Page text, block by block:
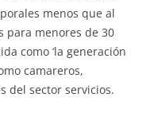
menos que al
para menores de 30
como ‘la generación
camareros,
del sector servicios.